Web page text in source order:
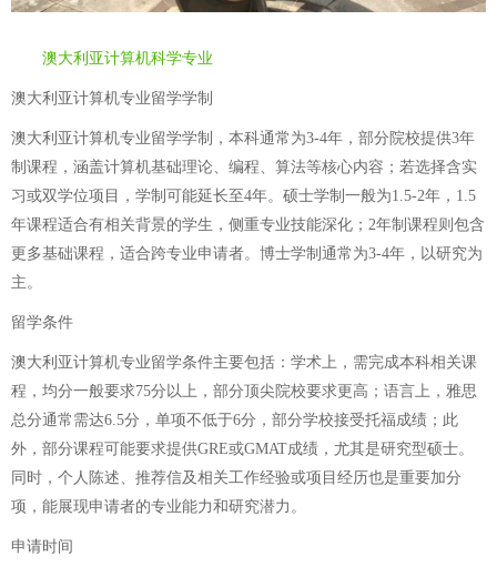
澳大利亚计算机科学专业
澳大利亚计算机专业留学学制
澳大利亚计算机专业留学学制，本科通常为3-4年，部分院校提供3年
制课程，涵盖计算机基础理论、编程、算法等核心内容；若选择含实
习或双学位项目，学制可能延长至4年。硕士学制一般为1.5-2年，1.5
年课程适合有相关背景的学生，侧重专业技能深化；2年制课程则包含
更多基础课程，适合跨专业申请者。博士学制通常为3-4年，以研究为
主。
留学条件
澳大利亚计算机专业留学条件主要包括：学术上，需完成本科相关课
程，均分一般要求75分以上，部分顶尖院校要求更高；语言上，雅思
总分通常需达6.5分，单项不低于6分，部分学校接受托福成绩；此
外，部分课程可能要求提供GRE或GMAT成绩，尤其是研究型硕士。
同时，个人陈述、推荐信及相关工作经验或项目经历也是重要加分
项，能展现申请者的专业能力和研究潜力。
申请时间